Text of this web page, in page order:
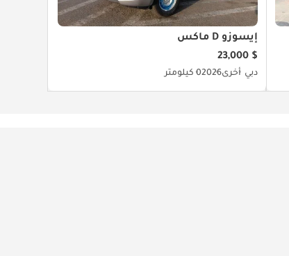
إيسوزو D ماكس
$ 23,000
دبي أخرى20260 كيلومتر